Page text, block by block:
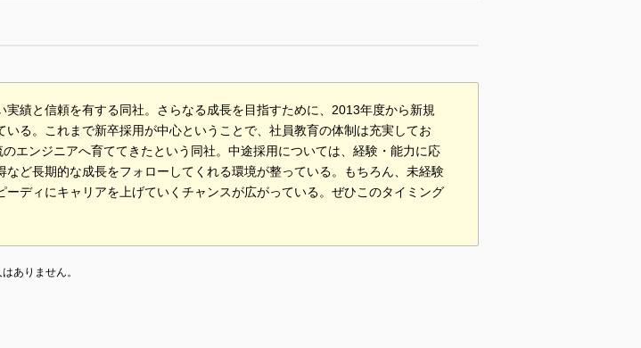
績と信頼を有する同社。さらなる成長を目指すために、2013年度から新規
る。これまで新卒採用が中心ということで、社員教育の体制は充実してお
エンジニアへ育ててきたという同社。中途採用については、経験・能力に応
など長期的な成長をフォローしてくれる環境が整っている。もちろん、未経験
ディにキャリアを上げていくチャンスが広がっている。ぜひこのタイミング
ありません。